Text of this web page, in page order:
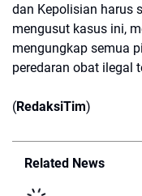
dan Kepolisian harus
mengusut kasus ini,
mengungkap semua
peredaran obat ilegal
(RedaksiTim)
Related News